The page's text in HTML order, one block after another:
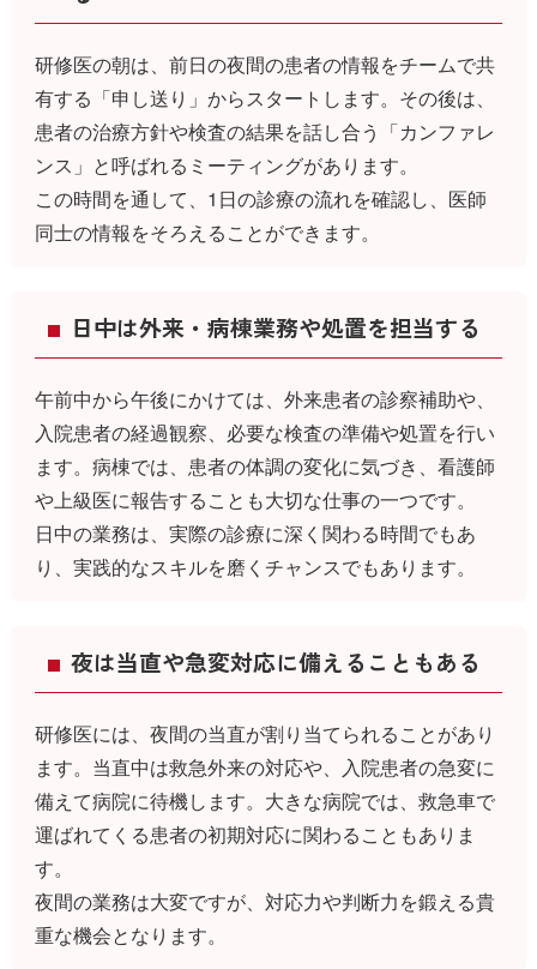
研修医の朝は、前日の夜間の患者の情報をチームで共
有する「申し送り」からスタートします。その後は、
患者の治療方針や検査の結果を話し合う「カンファレ
ンス」と呼ばれるミーティングがあります。
この時間を通して、1日の診療の流れを確認し、医師
同士の情報をそろえることができます。
日中は外来・病棟業務や処置を担当する
午前中から午後にかけては、外来患者の診察補助や、
入院患者の経過観察、必要な検査の準備や処置を行い
ます。病棟では、患者の体調の変化に気づき、看護師
や上級医に報告することも大切な仕事の一つです。
日中の業務は、実際の診療に深く関わる時間でもあ
り、実践的なスキルを磨くチャンスでもあります。
夜は当直や急変対応に備えることもある
研修医には、夜間の当直が割り当てられることがあり
ます。当直中は救急外来の対応や、入院患者の急変に
備えて病院に待機します。大きな病院では、救急車で
運ばれてくる患者の初期対応に関わることもありま
す。
夜間の業務は大変ですが、対応力や判断力を鍛える貴
重な機会となります。